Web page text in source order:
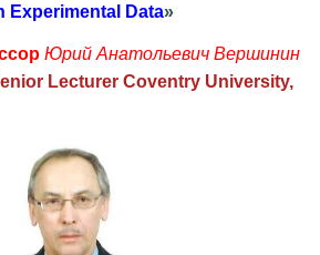
Experimental Data»
Юрий Анатольевич Вершинин
Lecturer Coventry University,